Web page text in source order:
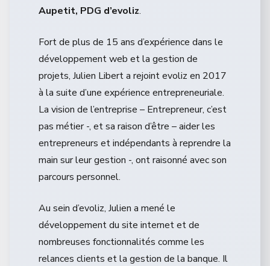
Aupetit, PDG d’evoliz.
Fort de plus de 15 ans d’expérience dans le
développement web et la gestion de
projets, Julien Libert a rejoint evoliz en 2017
à la suite d’une expérience entrepreneuriale.
La vision de l’entreprise – Entrepreneur, c’est
pas métier -, et sa raison d’être – aider les
entrepreneurs et indépendants à reprendre la
main sur leur gestion -, ont raisonné avec son
parcours personnel.
Au sein d’evoliz, Julien a mené le
développement du site internet et de
nombreuses fonctionnalités comme les
relances clients et la gestion de la banque. Il